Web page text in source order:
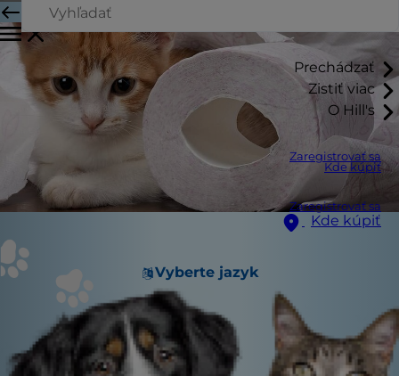
Prechádzať
Zistiť viac
O Hill's
Zaregistrovať sa
Kde kúpiť
Zaregistrovať sa
Kde kúpiť
Vyberte jazyk